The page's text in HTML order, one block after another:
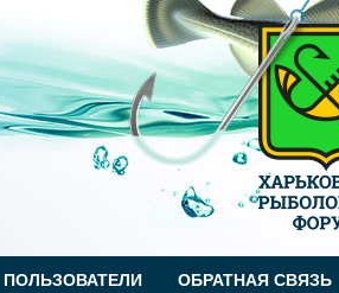
ПОЛЬЗОВАТЕЛИ ОБРАТНАЯ СВЯЗЬ